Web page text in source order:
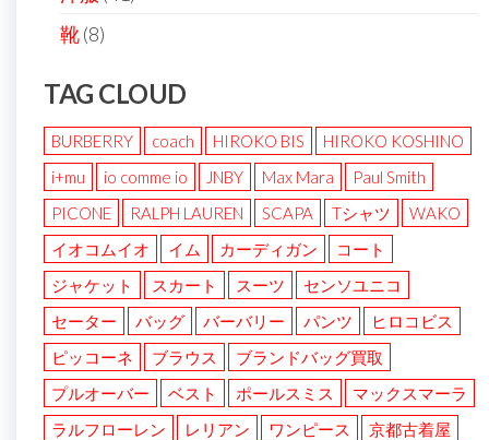
靴(8)
TAG CLOUD
BURBERRY coach HIROKO BIS
HIROKO KOSHINO
i+mu
io comme io JNBY Max Mara
Paul Smith
PICONE
RALPH LAUREN SCAPA Tシャツ
WAKO
イオコムイオ
イム カーディガン
コート
ジャケット
スカート スーツ
センソユニコ
セーター
バッグ バーバリー パンツ
ヒロコビス
ピッコーネ
ブラウス
ブランドバッグ買取
プルオーバー
ベスト ポールスミス
マックスマーラ
ラルフローレン
レリアン ワンピース
京都古着屋